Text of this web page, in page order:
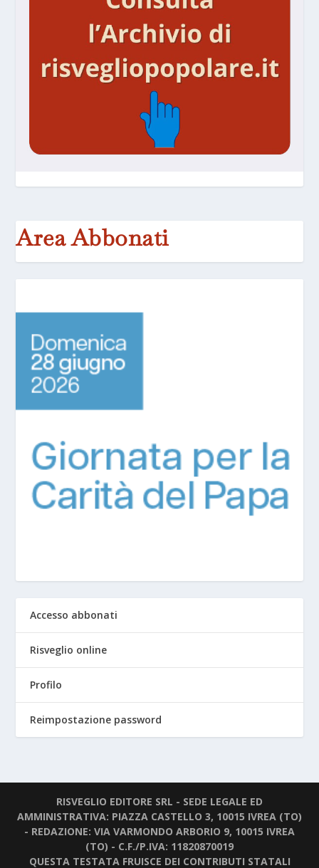
Area Abbonati
Accesso abbonati
Risveglio online
Profilo
Reimpostazione password
RISVEGLIO EDITORE SRL - SEDE LEGALE ED
AMMINISTRATIVA: PIAZZA CASTELLO 3, 10015 IVREA (TO)
- REDAZIONE: VIA VARMONDO ARBORIO 9, 10015 IVREA
(TO) - C.F./P.IVA: 11820870019
QUESTA TESTATA FRUISCE DEI CONTRIBUTI STATALI